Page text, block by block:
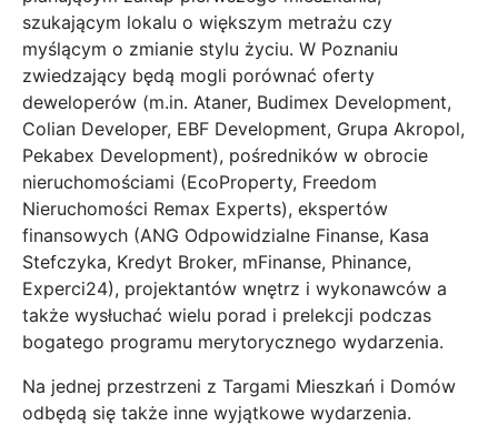
szukającym lokalu o większym metrażu czy
myślącym o zmianie stylu życiu. W Poznaniu
zwiedzający będą mogli porównać oferty
deweloperów (m.in. Ataner, Budimex Development,
Colian Developer, EBF Development, Grupa Akropol,
Pekabex Development), pośredników w obrocie
nieruchomościami (EcoProperty, Freedom
Nieruchomości Remax Experts), ekspertów
finansowych (ANG Odpowidzialne Finanse, Kasa
Stefczyka, Kredyt Broker, mFinanse, Phinance,
Experci24), projektantów wnętrz i wykonawców a
także wysłuchać wielu porad i prelekcji podczas
bogatego programu merytorycznego wydarzenia.
Na jednej przestrzeni z Targami Mieszkań i Domów
odbędą się także inne wyjątkowe wydarzenia.